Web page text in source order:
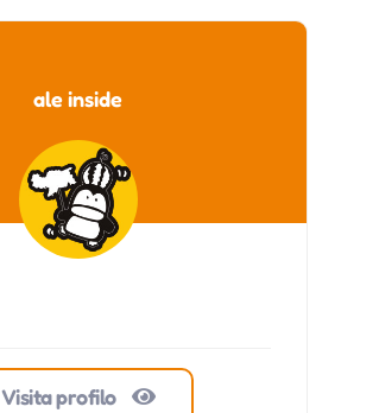
ale inside
Visita profilo